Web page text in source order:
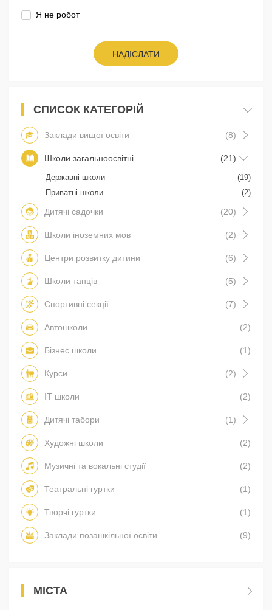
Я не робот
НАДІСЛАТИ
СПИСОК КАТЕГОРІЙ
Заклади вищої освіти (8)
Школи загальноосвітні (21)
Державні школи
(19)
Приватні школи
(2)
Дитячі садочки (20)
Школи іноземних мов (2)
Центри розвитку дитини (6)
Школи танців (5)
Спортивні секції (7)
Автошколи (2)
Бізнес школи (1)
Курси (2)
IT школи (2)
Дитячі табори (1)
Художні школи (2)
Музичні та вокальні студії (2)
Театральні гуртки (1)
Творчі гуртки (1)
Заклади позашкільної освіти (9)
МІСТА